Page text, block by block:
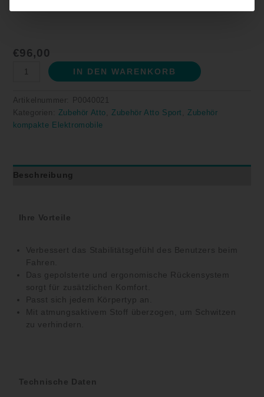
€96,00
IN DEN WARENKORB
Artikelnummer:
P0040021
Kategorien: Zubehör Atto ,Zubehör Atto Sport ,Zubehör
kompakte Elektromobile
Beschreibung
Ihre Vorteile
Verbessert das Stabilitätsgefühl des Benutzers beim
Fahren.
Das gepolsterte und ergonomische Rückensystem
sorgt für zusätzlichen Komfort.
Passt sich jedem Körpertyp an.
Mit atmungsaktivem Stoff überzogen, um Schwitzen
zu verhindern.
Technische Daten